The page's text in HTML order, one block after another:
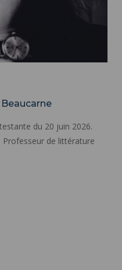
du 20 juin 2026.
Professeur de littérature